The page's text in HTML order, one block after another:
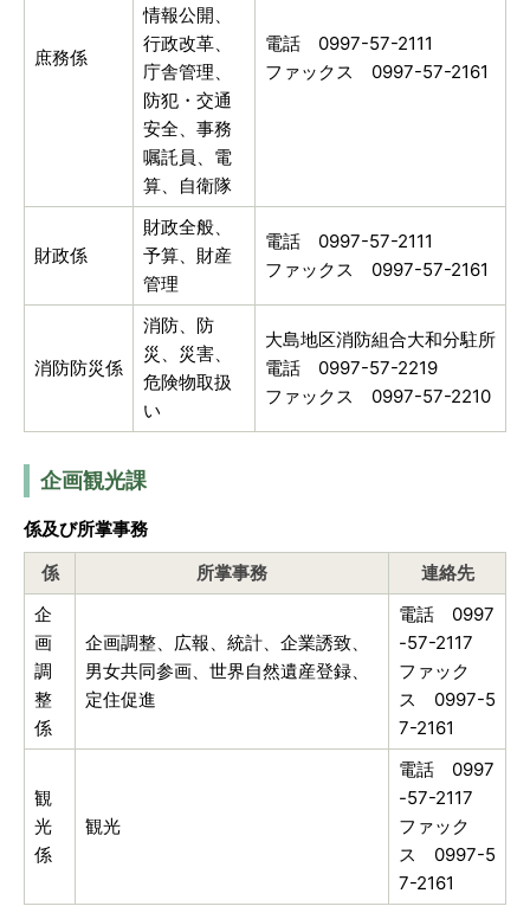
庶務係
情報公開、
行政改革、
庁舎管理、
防犯・交通
安全、事務
嘱託員、電
算、自衛隊
電話 0997-57-2111
ファックス 0997-57-2161
財政係
財政全般、
予算、財産
管理
電話 0997-57-2111
ファックス 0997-57-2161
消防防災係
消防、防
災、災害、
危険物取扱
い
大島地区消防組合大和分駐所
電話 0997-57-2219
ファックス 0997-57-2210
企画観光課
係及び所掌事務
係
所掌事務
連絡先
企
画
調
整
係
企画調整、広報、統計、企業誘致、
男女共同参画、世界自然遺産登録、
定住促進
電話 0997
-57-2117
ファック
ス 0997-5
7-2161
観
光
係
観光
電話 0997
-57-2117
ファック
ス 0997-5
7-2161